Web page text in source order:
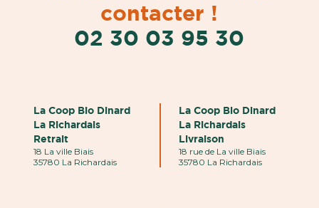
contacter !
02 30 03 95 30
La Coop Bio Dinard
La Richardais
Retrait
18 La ville Biais
35780 La Richardais
La Coop Bio Dinard
La Richardais
Livraison
18 rue de La ville Biais
35780 La Richardais